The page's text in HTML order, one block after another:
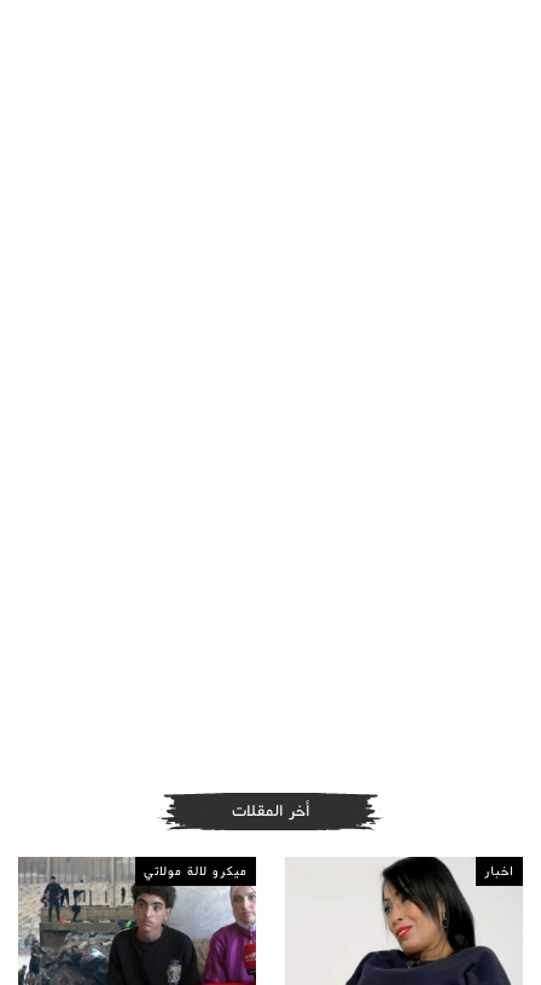
أخر المقلات
اخبار ميكرو لالة مولاتي